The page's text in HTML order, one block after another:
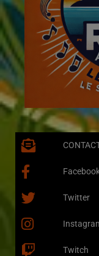
Twitter
Twitch